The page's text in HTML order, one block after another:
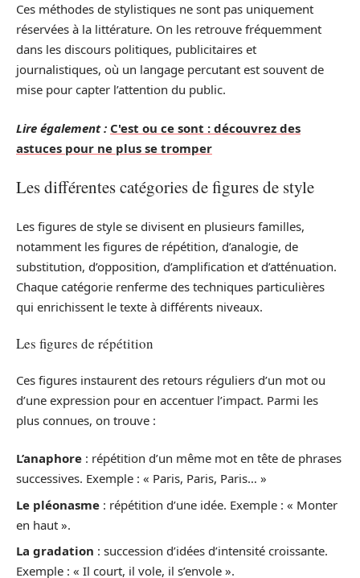
Ces méthodes de stylistiques ne sont pas uniquement
réservées à la littérature. On les retrouve fréquemment
dans les discours politiques, publicitaires et
journalistiques, où un langage percutant est souvent de
mise pour capter l’attention du public.
Lire également : C'est ou ce sont : découvrez des
astuces pour ne plus se tromper
Les différentes catégories de figures de style
Les figures de style se divisent en plusieurs familles,
notamment les figures de répétition, d’analogie, de
substitution, d’opposition, d’amplification et d’atténuation.
Chaque catégorie renferme des techniques particulières
qui enrichissent le texte à différents niveaux.
Les figures de répétition
Ces figures instaurent des retours réguliers d’un mot ou
d’une expression pour en accentuer l’impact. Parmi les
plus connues, on trouve :
L’anaphore : répétition d’un même mot en tête de phrases
successives. Exemple : « Paris, Paris, Paris… »
Le pléonasme : répétition d’une idée. Exemple : « Monter
en haut ».
La gradation : succession d’idées d’intensité croissante.
Exemple : « Il court, il vole, il s’envole ».